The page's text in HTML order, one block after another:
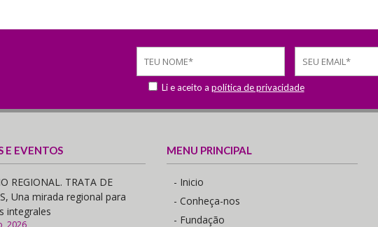
Li e aceito a política de privacidade
E EVENTOS
REGIONAL. TRATA DE
Una mirada regional para
integrales
MENU PRINCIPAL
- Inicio
- Conheça-nos
- Fundação